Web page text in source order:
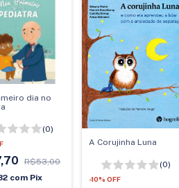
dia no
(0)
R$53,00
com Pix
A Corujinha Luna
(0)
-10% OFF